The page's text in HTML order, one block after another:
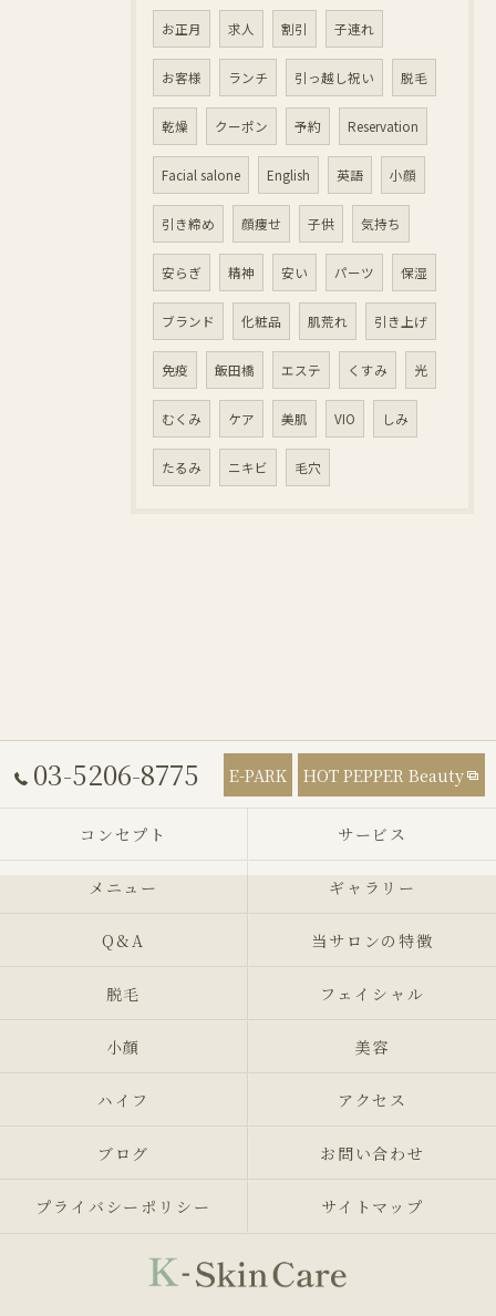
お正月 求人 割引 子連れ
お客様 ランチ 引っ越し祝い 脱毛
乾燥 クーポン 予約 Reservation
Facial salone English 英語 小顔
引き締め 顔痩せ 子供 気持ち
安らぎ 精神 安い パーツ 保湿
ブランド 化粧品 肌荒れ 引き上げ
免疫 飯田橋 エステ くすみ 光
むくみ ケア 美肌 VIO しみ
たるみ ニキビ 毛穴
03-5206-8775 E-PARK HOT PEPPER Beauty
コンセプト サービス
メニュー ギャラリー
Q&A 当サロンの特徴
脱毛 フェイシャル
小顔 美容
ハイフ アクセス
ブログ お問い合わせ
プライバシーポリシー サイトマップ